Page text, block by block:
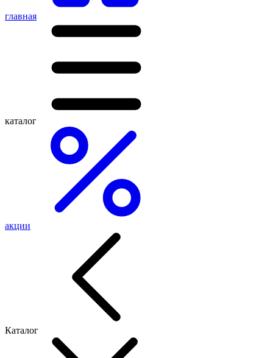
главная
каталог
акции
Каталог